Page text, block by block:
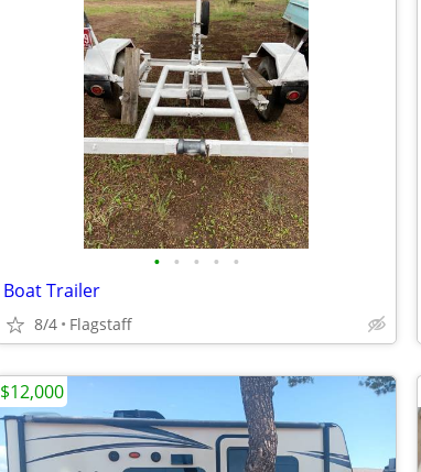
• • • • •
Boat Trailer
8/4 Flagstaff
$12,000